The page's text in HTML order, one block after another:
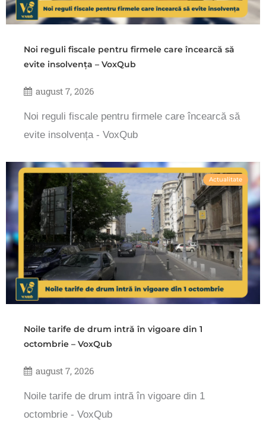
Noi reguli fiscale pentru firmele care încearcă să
evite insolvența – VoxQub
august 7, 2026
Noi reguli fiscale pentru firmele care încearcă să
evite insolvența - VoxQub
Actualitate
Noile tarife de drum intră în vigoare din 1
octombrie – VoxQub
august 7, 2026
Noile tarife de drum intră în vigoare din 1
octombrie - VoxQub